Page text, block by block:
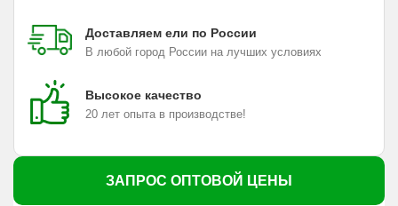
Доставляем ели по России
В любой город России на лучших условиях
Высокое качество
20 лет опыта в производстве!
ЗАПРОС ОПТОВОЙ ЦЕНЫ